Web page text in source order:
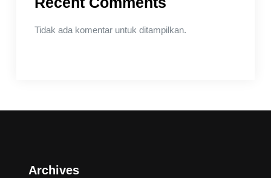
Tidak ada komentar untuk ditampilkan.
Archives